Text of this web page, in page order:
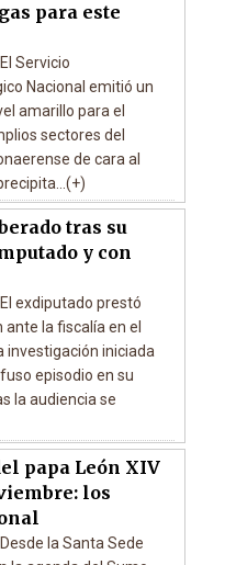
para este
El Servicio
Nacional emitió un
amarillo para el
sectores del
de cara al
tras su
y con
El exdiputado prestó
ante la fiscalía en el
investigación iniciada
episodio en su
la audiencia se
papa León XIV
los
Desde la Santa Sede